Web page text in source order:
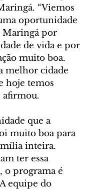
“Viemos
oportunidade
Maringá por
de vida e por
muito boa.
melhor cidade
hoje temos
afirmou.
que a
muito boa para
inteira.
ter essa
o programa é
equipe do